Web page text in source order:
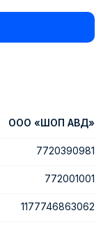
ООО «ШОП АВД»
7720390981
772001001
1177746863062